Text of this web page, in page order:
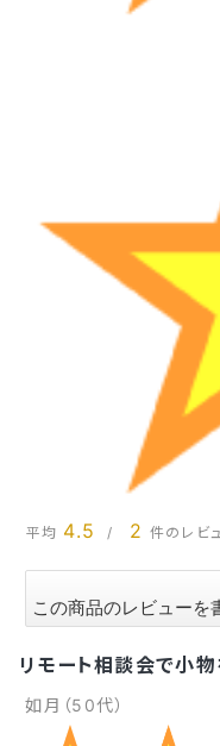
平均 4.5 / 2 件のレビ
リモート相談会で小
如月（50代）